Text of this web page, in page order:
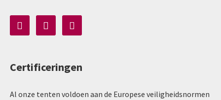
Certificeringen
Al onze tenten voldoen aan de Europese veiligheidsnormen